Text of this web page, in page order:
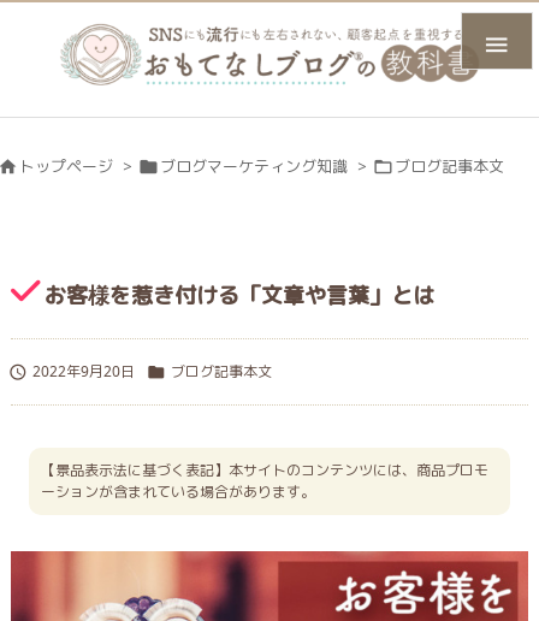

トップページ > ブログマーケティング知識 > ブログ記事本文
お客様を惹き付ける「文章や言葉」とは
 2022年9月20日  ブログ記事本文
【景品表示法に基づく表記】本サイトのコンテンツには、商品プロモ
ーションが含まれている場合があります。